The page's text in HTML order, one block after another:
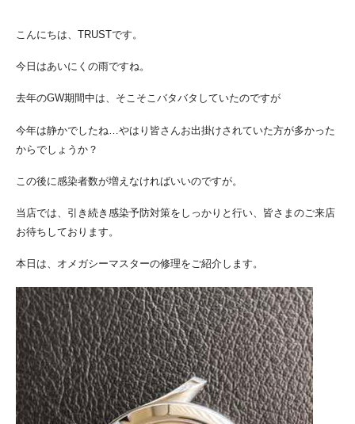
こんにちは、TRUSTです。
今日はあいにくの雨ですね。
去年のGW期間中は、そこそこバタバタしていたのですが
今年は静かでしたね…やはり皆さんお出掛けされていた方が多かった
からでしょうか？
この後に感染者数が増えなければいいのですが。
当店では、引き続き感染予防対策をしっかりと行い、皆さまのご来店
お待ちしております。
本日は、オメガシーマスターの修理をご紹介します。